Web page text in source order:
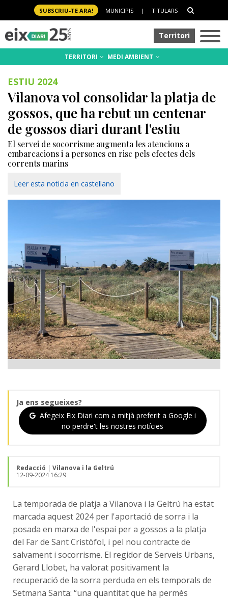
SUBSCRIU-TE ARA! MUNICIPIS | TITULARS
Territori
TERRITORI MEDI AMBIENT
ESTIU 2024
Vilanova vol consolidar la platja de
gossos, que ha rebut un centenar
de gossos diari durant l'estiu
El servei de socorrisme augmenta les atencions a
embarcacions i a persones en risc pels efectes dels
corrents marins
Leer esta noticia en castellano
Ja ens segueixes?
Afegeix Eix Diari com a mitjà preferit a Google i
no perdre't les nostres notícies
Redacció | Vilanova i la Geltrú
12-09-2024 16:29
La temporada de platja a Vilanova i la Geltrú ha estat
marcada aquest 2024 per l'aportació de sorra i la
posada en marxa de l'espai per a gossos a la platja
del Far de Sant Cristòfol, i pel nou contracte de
salvament i socorrisme. El regidor de Serveis Urbans,
Gerard Llobet, ha valorat positivament la
recuperació de la sorra perduda en els temporals de
Setmana Santa: “una quantitat que ha permès